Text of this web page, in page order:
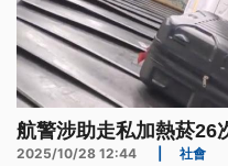
航警涉助走私加熱菸26
2025/10/28 12:44 社會